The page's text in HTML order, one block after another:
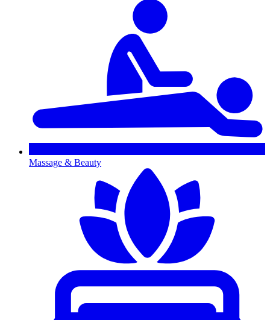
Massage & Beauty